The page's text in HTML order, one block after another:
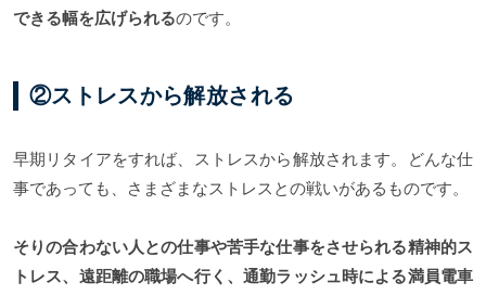
できる幅を広げられるのです。
②ストレスから解放される
早期リタイアをすれば、ストレスから解放されます。どんな仕
事であっても、さまざまなストレスとの戦いがあるものです。
そりの合わない人との仕事や苦手な仕事をさせられる精神的ス
トレス、遠距離の職場へ行く、通勤ラッシュ時による満員電車